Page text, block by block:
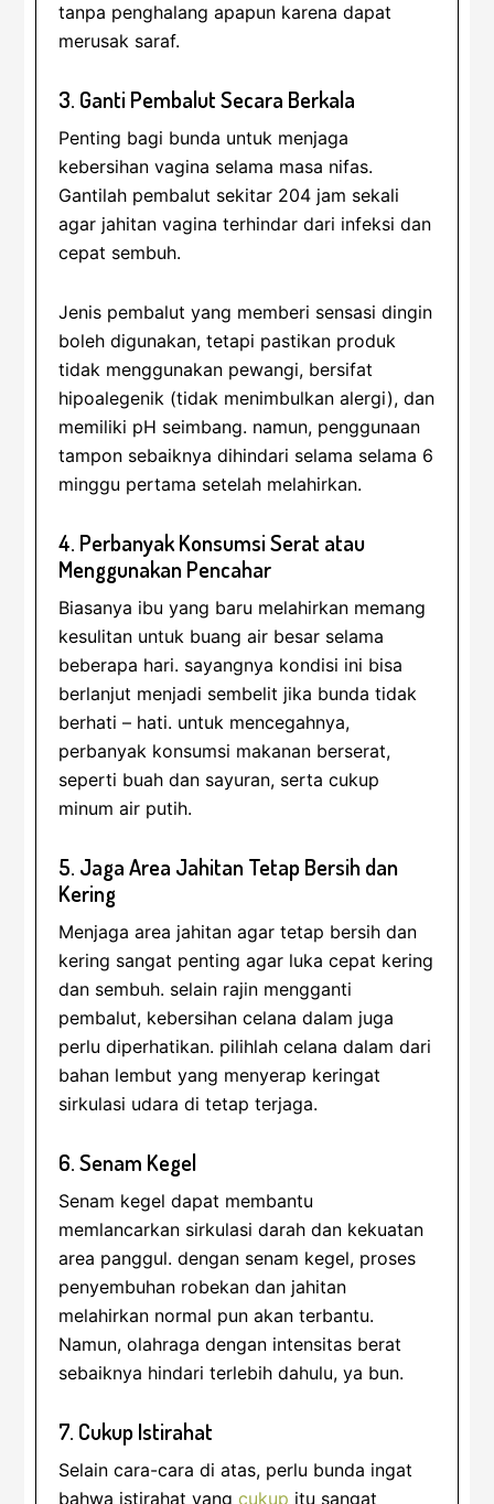
tanpa penghalang apapun karena dapat
merusak saraf.
3. Ganti Pembalut Secara Berkala
Penting bagi bunda untuk menjaga
kebersihan vagina selama masa nifas.
Gantilah pembalut sekitar 204 jam sekali
agar jahitan vagina terhindar dari infeksi dan
cepat sembuh.
Jenis pembalut yang memberi sensasi dingin
boleh digunakan, tetapi pastikan produk
tidak menggunakan pewangi, bersifat
hipoalegenik (tidak menimbulkan alergi), dan
memiliki pH seimbang. namun, penggunaan
tampon sebaiknya dihindari selama selama 6
minggu pertama setelah melahirkan.
4. Perbanyak Konsumsi Serat atau
Menggunakan Pencahar
Biasanya ibu yang baru melahirkan memang
kesulitan untuk buang air besar selama
beberapa hari. sayangnya kondisi ini bisa
berlanjut menjadi sembelit jika bunda tidak
berhati – hati. untuk mencegahnya,
perbanyak konsumsi makanan berserat,
seperti buah dan sayuran, serta cukup
minum air putih.
5. Jaga Area Jahitan Tetap Bersih dan
Kering
Menjaga area jahitan agar tetap bersih dan
kering sangat penting agar luka cepat kering
dan sembuh. selain rajin mengganti
pembalut, kebersihan celana dalam juga
perlu diperhatikan. pilihlah celana dalam dari
bahan lembut yang menyerap keringat
sirkulasi udara di tetap terjaga.
6. Senam Kegel
Senam kegel dapat membantu
memlancarkan sirkulasi darah dan kekuatan
area panggul. dengan senam kegel, proses
penyembuhan robekan dan jahitan
melahirkan normal pun akan terbantu.
Namun, olahraga dengan intensitas berat
sebaiknya hindari terlebih dahulu, ya bun.
7. Cukup Istirahat
Selain cara-cara di atas, perlu bunda ingat
bahwa istirahat yangcukup itu sangat